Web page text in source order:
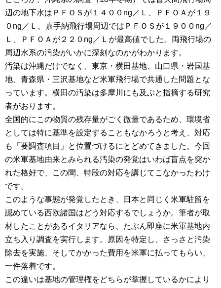
辺の地下水はＰＦＯＳが１４００ng／Ｌ、ＰＦＯＡが１９
０ng／Ｌ、嘉手納飛行場周辺ではＰＦＯＳが１９００ng／
Ｌ、ＰＦＯＡが２２０ng／Ｌが最高値でした。両飛行場の
周辺水系の汚染がいかに深刻なのかがわかります。
汚染は沖縄だけでなく、東京・横田基地、山口県・岩国基
地、青森県・三沢基地など米軍飛行場で共通した問題とな
っています。横田の汚染は多摩川にも及ぶと指摘する研究
者がおります。
全国的にこの物質の残存量がごく微量であるため、環境省
としては特に基準を設定することもなかろうと考え、対応
も「要調査項目」と位置づけるにとどめてきました。今回
の米軍基地由来とみられる汚染の発覚はいわば盲点を突か
れた格好で、この間、特段の対応を講じてこなかったわけ
です。
このような事態が発覚したとき、日本と同じく米軍駐留を
認めている西欧諸国はどう対応するでしょうか。筆者が取
材したことがあるイタリアなら、たぶん即座に米軍基地内
立ち入り調査を実行します。原因を特定し、さっさと汚染
除去を実施、そしてかかった費用を米軍に払ってもらい、
一件落着です。
この違いは基地の管理権をどちらが掌握しているかにより